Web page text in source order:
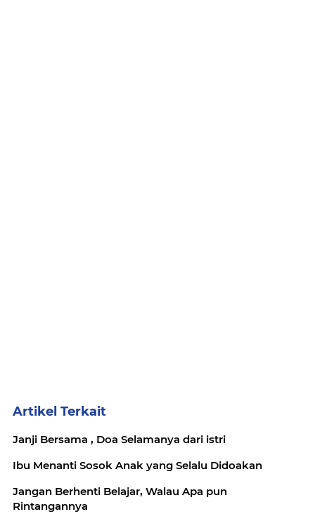
Artikel Terkait
Janji Bersama , Doa Selamanya dari istri
Ibu Menanti Sosok Anak yang Selalu Didoakan
Jangan Berhenti Belajar, Walau Apa pun
Rintangannya